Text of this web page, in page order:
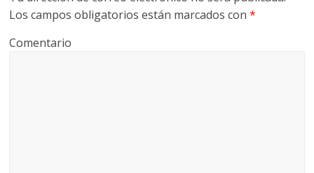
Los campos obligatorios están marcados con*
Comentario